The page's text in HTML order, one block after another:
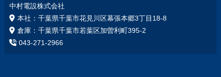
中村電設株式会社
本社：千葉県千葉市花見川区幕張本郷3丁目18‐8
倉庫：千葉県千葉市若葉区加曽利町395-2
043-271-2966